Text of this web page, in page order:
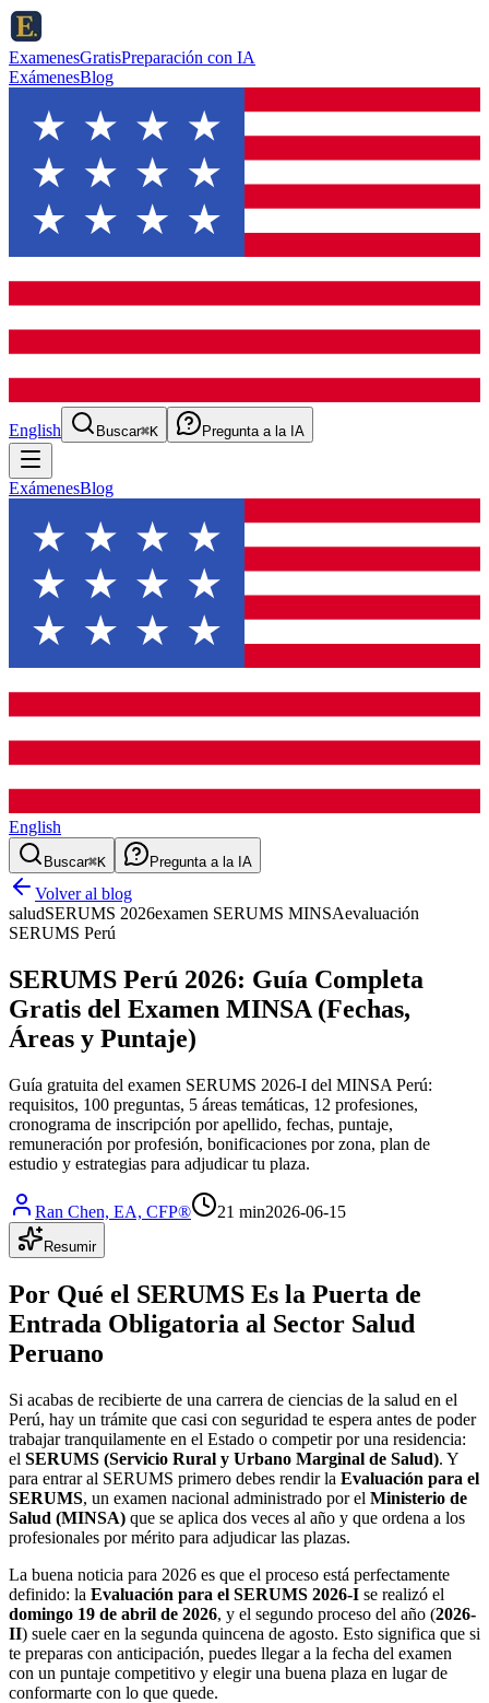
ExamenesGratisPreparación con IA
ExámenesBlog
English Buscar⌘K Pregunta a la IA
ExámenesBlog
English
Buscar⌘K Pregunta a la IA
Volver al blog
saludSERUMS 2026examen SERUMS MINSAevaluación
SERUMS Perú
SERUMS Perú 2026: Guía Completa
Gratis del Examen MINSA (Fechas,
Áreas y Puntaje)
Guía gratuita del examen SERUMS 2026-I del MINSA Perú:
requisitos, 100 preguntas, 5 áreas temáticas, 12 profesiones,
cronograma de inscripción por apellido, fechas, puntaje,
remuneración por profesión, bonificaciones por zona, plan de
estudio y estrategias para adjudicar tu plaza.
Ran Chen, EA, CFP® 21 min2026-06-15
Resumir
Por Qué el SERUMS Es la Puerta de
Entrada Obligatoria al Sector Salud
Peruano
Si acabas de recibierte de una carrera de ciencias de la salud en el
Perú, hay un trámite que casi con seguridad te espera antes de poder
trabajar tranquilamente en el Estado o competir por una residencia:
el SERUMS (Servicio Rural y Urbano Marginal de Salud). Y
para entrar al SERUMS primero debes rendir la Evaluación para el
SERUMS, un examen nacional administrado por el Ministerio de
Salud (MINSA) que se aplica dos veces al año y que ordena a los
profesionales por mérito para adjudicar las plazas.
La buena noticia para 2026 es que el proceso está perfectamente
definido: la Evaluación para el SERUMS 2026-I se realizó el
domingo 19 de abril de 2026, y el segundo proceso del año (2026-
II) suele caer en la segunda quincena de agosto. Esto significa que si
te preparas con anticipación, puedes llegar a la fecha del examen
con un puntaje competitivo y elegir una buena plaza en lugar de
conformarte con lo que quede.